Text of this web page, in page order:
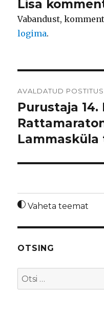
Lisa
Vabandust,
logima.
AVALDATUD
Purustaja 14.
Lammasküla
Vaheta teemat
OTSING
Otsi: